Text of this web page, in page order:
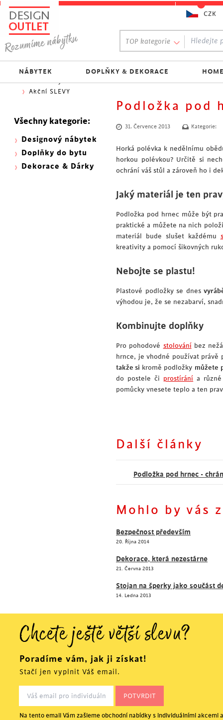
Podložka pod
31. Července 2013 Kategorie:
Horká polévka k nedělnímu
horkou polévkou? Určitě si
ochrání váš stůl a zároveň ho i
Jaký materiál je ten
Podložka pod hrnec může být
praktické a můžete na nich
materiál bude slušet každému
kreativity a pomocí šikovných
Nebojte se plastu!
Plastové podložky se dnes
výhodou je, že se nezabarví,
Kombinujte doplňky
Pro pohodové stolování bez
hrnce, je vhodné používat právě
takže si kromě podložky můžete
do postele či prostírání a
pomůcky vnesete teplo a ten
Další články
Podložka pod hrnec -
Mohlo by vás
Bezpečnost především
20. Října 2014
Dekorace, která nezestárne
21. Června 2013
Stojan na šperky jako součást
14. Ledna 2013
Oblíbený výběr:
300 NOVINEK
333 BESTSELLERŮ
Nejlevnější do 1.500 Kč
Skladovky
Akční SLEVY
Všechny kategorie:
Designový nábytek
Doplňky do bytu
Dekorace & Dárky
TOP kategorie
NÁBYTEK DOPLŇKY & DEKORACE
CZK
Chcete ještě větší slevu?
Poradíme vám, jak ji získat!
Stačí jen vyplnit Váš email.
Na tento email Vám zašleme obchodní nabídky s individuálními akcemi